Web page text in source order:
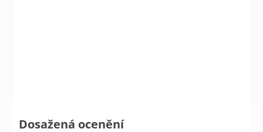
Dosažená ocenění